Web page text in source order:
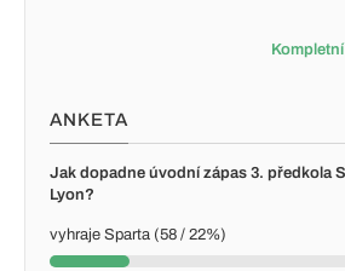
ANKETA
Jak dopadne úvodní zápas 3. předkola
Lyon?
vyhraje Sparta (58 / 22%)